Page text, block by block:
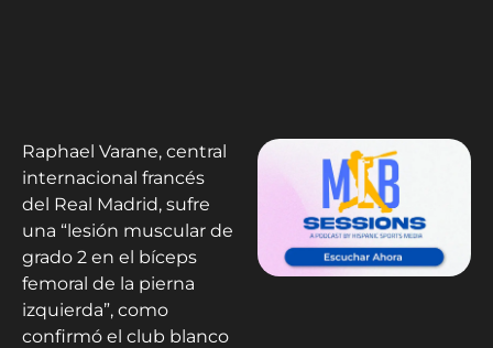
Raphael Varane, central
internacional francés
del Real Madrid, sufre
una “lesión muscular de
grado 2 en el bíceps
femoral de la pierna
izquierda”, como
confirmó el club blanco